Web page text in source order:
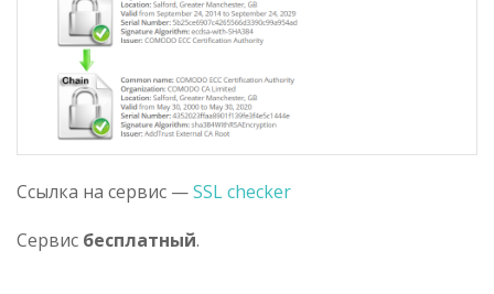
Ссылка на сервис —SSL checker
Сервис бесплатный.